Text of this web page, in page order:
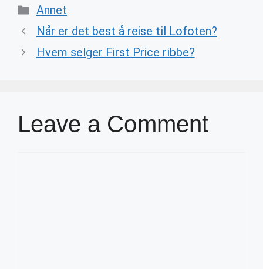
Categories
Annet
Når er det best å reise til Lofoten?
Hvem selger First Price ribbe?
Leave a Comment